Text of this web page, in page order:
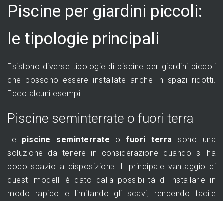
Piscine per giardini piccoli:
le tipologie principali
Esistono diverse tipologie di piscine per giardini piccoli
che possono essere installate anche in spazi ridotti.
Ecco alcuni esempi.
Piscine seminterrate o fuori terra
Le piscine seminterrate ofuori terra sono una
soluzione da tenere in considerazione quando si ha
poco spazio a disposizione. Il principale vantaggio di
questi modelli è dato dalla possibilità di installarle in
modo rapido e limitando gli scavi, rendendo facile